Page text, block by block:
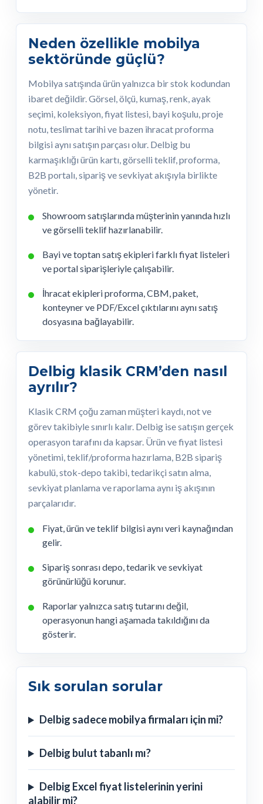
Neden özellikle mobilya
sektöründe güçlü?
Mobilya satışında ürün yalnızca bir stok kodundan
ibaret değildir. Görsel, ölçü, kumaş, renk, ayak
seçimi, koleksiyon, fiyat listesi, bayi koşulu, proje
notu, teslimat tarihi ve bazen ihracat proforma
bilgisi aynı satışın parçası olur. Delbig bu
karmaşıklığı ürün kartı, görselli teklif, proforma,
B2B portalı, sipariş ve sevkiyat akışıyla birlikte
yönetir.
Showroom satışlarında müşterinin yanında hızlı
ve görselli teklif hazırlanabilir.
Bayi ve toptan satış ekipleri farklı fiyat listeleri
ve portal siparişleriyle çalışabilir.
İhracat ekipleri proforma, CBM, paket,
konteyner ve PDF/Excel çıktılarını aynı satış
dosyasına bağlayabilir.
Delbig klasik CRM’den nasıl
ayrılır?
Klasik CRM çoğu zaman müşteri kaydı, not ve
görev takibiyle sınırlı kalır. Delbig ise satışın gerçek
operasyon tarafını da kapsar. Ürün ve fiyat listesi
yönetimi, teklif/proforma hazırlama, B2B sipariş
kabulü, stok-depo takibi, tedarikçi satın alma,
sevkiyat planlama ve raporlama aynı iş akışının
parçalarıdır.
Fiyat, ürün ve teklif bilgisi aynı veri kaynağından
gelir.
Sipariş sonrası depo, tedarik ve sevkiyat
görünürlüğü korunur.
Raporlar yalnızca satış tutarını değil,
operasyonun hangi aşamada takıldığını da
gösterir.
Sık sorulan sorular
Delbig sadece mobilya firmaları için mi?
Delbig bulut tabanlı mı?
Delbig Excel fiyat listelerinin yerini
alabilir mi?